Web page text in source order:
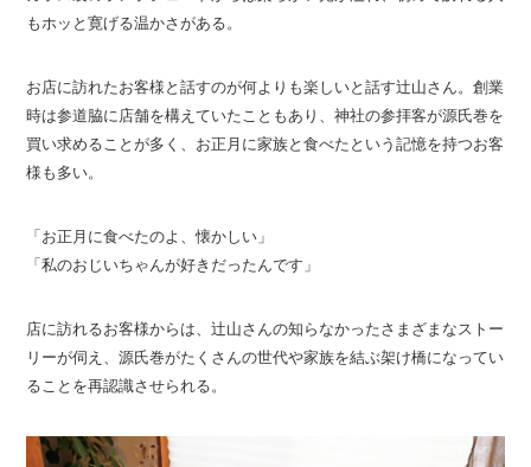
もホッと寛げる温かさがある。
お店に訪れたお客様と話すのが何よりも楽しいと話す辻山さん。創業
時は参道脇に店舗を構えていたこともあり、神社の参拝客が源氏巻を
買い求めることが多く、お正月に家族と食べたという記憶を持つお客
様も多い。
「お正月に食べたのよ、懐かしい」
「私のおじいちゃんが好きだったんです」
店に訪れるお客様からは、辻山さんの知らなかったさまざまなストー
リーが伺え、源氏巻がたくさんの世代や家族を結ぶ架け橋になってい
ることを再認識させられる。